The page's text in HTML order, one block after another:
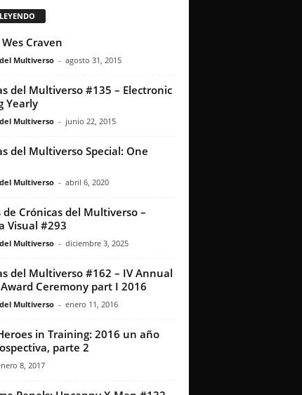
Craven
Multiverso - agosto 31, 2015
del Multiverso #135 – Electronic
Yearly
Multiverso - junio 22, 2015
del Multiverso Special: One
Multiverso - abril 6, 2020
de Crónicas del Multiverso –
Visual #293
Multiverso - diciembre 3, 2025
del Multiverso #162 – IV Annual
Ceremony part I 2016
Multiverso - enero 11, 2016
in Training: 2016 un año
parte 2
8, 2017